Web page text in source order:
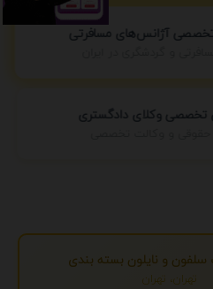
تخصصی آژانس‌های مسافرتی
تخصصی وکلای دادگستری
سلفون و نایلون بسته بندی
تهران، تهران